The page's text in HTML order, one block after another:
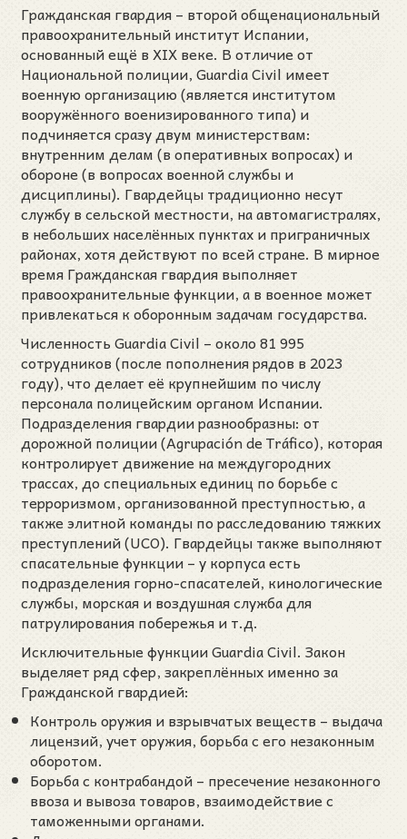
Гражданская гвардия – второй общенациональный
правоохранительный институт Испании,
основанный ещё в XIX веке. В отличие от
Национальной полиции, Guardia Civil имеет
военную организацию (является институтом
вооружённого военизированного типа) и
подчиняется сразу двум министерствам:
внутренним делам (в оперативных вопросах) и
обороне (в вопросах военной службы и
дисциплины). Гвардейцы традиционно несут
службу в сельской местности, на автомагистралях,
в небольших населённых пунктах и приграничных
районах, хотя действуют по всей стране. В мирное
время Гражданская гвардия выполняет
правоохранительные функции, а в военное может
привлекаться к оборонным задачам государства.
Численность Guardia Civil – около 81 995
сотрудников (после пополнения рядов в 2023
году), что делает её крупнейшим по числу
персонала полицейским органом Испании.
Подразделения гвардии разнообразны: от
дорожной полиции (Agrupación de Tráfico), которая
контролирует движение на междугородних
трассах, до специальных единиц по борьбе с
терроризмом, организованной преступностью, а
также элитной команды по расследованию тяжких
преступлений (UCO). Гвардейцы также выполняют
спасательные функции – у корпуса есть
подразделения горно-спасателей, кинологические
службы, морская и воздушная служба для
патрулирования побережья и т.д.
Исключительные функции Guardia Civil. Закон
выделяет ряд сфер, закреплённых именно за
Гражданской гвардией:
Контроль оружия и взрывчатых веществ – выдача
лицензий, учет оружия, борьба с его незаконным
оборотом.
Борьба с контрабандой – пресечение незаконного
ввоза и вывоза товаров, взаимодействие с
таможенными органами.